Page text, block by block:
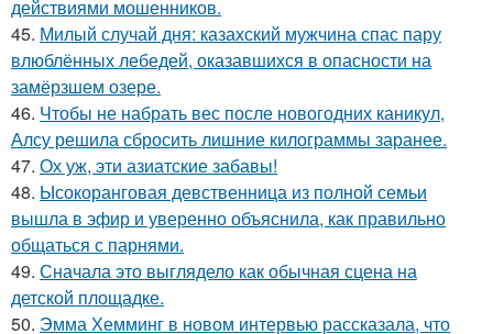
действиями мошенников.
45. Милый случай дня: казахский мужчина спас пару
влюблённых лебедей, оказавшихся в опасности на
замёрзшем озере.
46. Чтобы не набрать вес после новогодних каникул,
Алсу решила сбросить лишние килограммы заранее.
47. Ох уж, эти азиатские забавы!
48. Ысокоранговая девственница из полной семьи
вышла в эфир и уверенно объяснила, как правильно
общаться с парнями.
49. Сначала это выглядело как обычная сцена на
детской площадке.
50. Эмма Хемминг в новом интервью рассказала, что